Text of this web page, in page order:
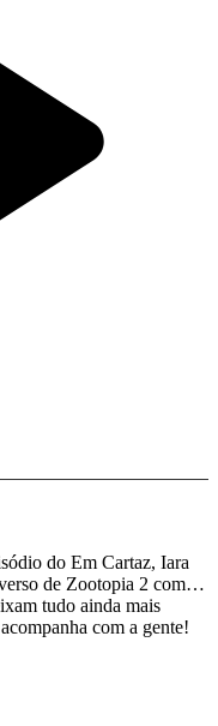
do Em Cartaz, Iara
de Zootopia 2 com
tudo ainda mais